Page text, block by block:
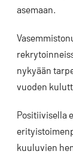
asemaan.
nykyään
vuoden
Positiivisella
kuuluvien